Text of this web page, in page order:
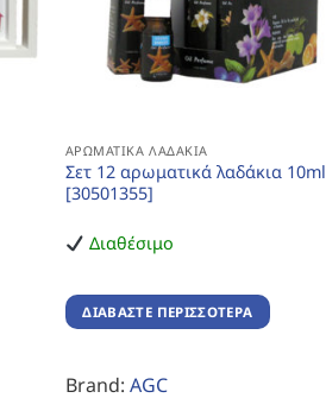
ΑΡΩΜΑΤΙΚΆ ΛΑΔΆΚΙΑ
Σετ 12 αρωματικά λαδάκια 10ml
[30501355]
Διαθέσιμο
ΔΙΑΒΆΣΤΕ ΠΕΡΙΣΣΌΤΕΡΑ
Brand: AGC